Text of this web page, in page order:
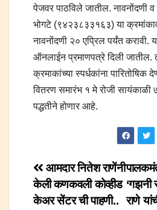
पेजवर पाठविले जातील. नावनोंदणी व
भोगटे (९४२३८३३१६३) या
नावनोंदणी २० एप्रिल पर्यंत करावी.
ऑनलाईन प्रमाणपत्रे दिली
क्रमाकांच्या स्पर्धकांना पारितोषिक
वितरण समारंभ १ मे रोजी
पद्धतीने होणार आहे.
Post
navigation
‘गझनी
राणे
आमदार नितेश राणेंनी
केली कणकवली कोव्हीड
केअर सेंटर ची पाहणी..